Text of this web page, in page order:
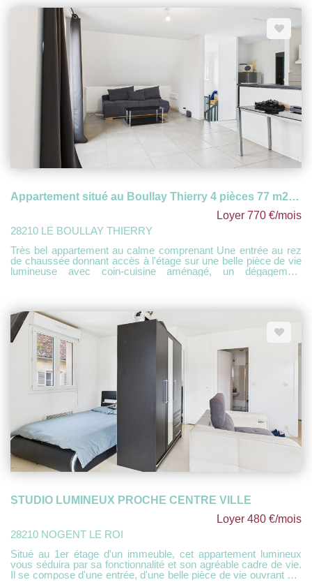
Appartement situé au Boullay Thierry 4 pièces 77 m2 - 20 minutes de Dreux
Loyer 770 €/mois
28210 LE BOULLAY THIERRY
Très bel appartement au calme comprenant Une entrée au rez
de chaussée donnant accès à l'étage sur une belle pièce de vie
lumineuse avec coin-cuisine aménagé, un dégagement
Fenêtres pvc double vitrage Disponible
STUDIO LUMINEUX PROCHE CENTRE VILLE
Loyer 480 €/mois
28210 NOGENT LE ROI
Situé au 1er étage d'un immeuble, cet appartement lumineux
vous séduira par sa fonctionnalité et son agréable cadre de vie.
Il se compose d'une entrée, d'une belle pièce de vie ouvrant sur